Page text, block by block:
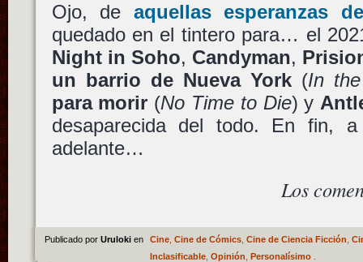
Ojo, de aquellas esperanzas
quedado en el tintero para… el
Night in Soho, Candyman,
un barrio de Nueva York(In
para morir (No Time to Die) y
desaparecida del todo. En fin,
adelante…
Los
Publicado por Uruloki en Cine, Cine de Cómics, Cine de Ciencia Ficción
Inclasificable, Opinión Personalísimo.